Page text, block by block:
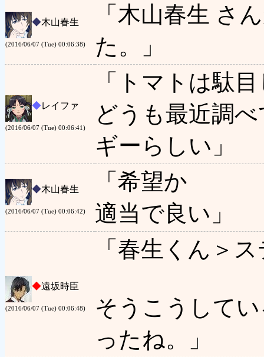
◆木山春生
(2016/06/07 (Tue) 00:06:38)
「木山春生 さ
た。」
◆レイファ
(2016/06/07 (Tue) 00:06:41)
「トマトは駄
どうも最近調
ギーらしい」
◆木山春生
(2016/06/07 (Tue) 00:06:42)
「希望か
適当で良い」
◆遠坂時臣
(2016/06/07 (Tue) 00:06:48)
「春生くん＞
そうこうして
ったね。」